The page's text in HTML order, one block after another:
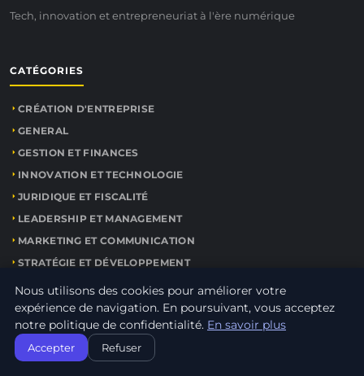
Tech, innovation et entrepreneuriat à l'ère numérique
CATÉGORIES
CRÉATION D'ENTREPRISE
GENERAL
GESTION ET FINANCES
INNOVATION ET TECHNOLOGIE
JURIDIQUE ET FISCALITÉ
LEADERSHIP ET MANAGEMENT
MARKETING ET COMMUNICATION
STRATÉGIE ET DÉVELOPPEMENT
VIE D'ENTREPRENEUR
LIENS UTILES
Nous utilisons des cookies pour améliorer votre
expérience de navigation. En poursuivant, vous acceptez
notre politique de confidentialité. En savoir plus
Accepter Refuser